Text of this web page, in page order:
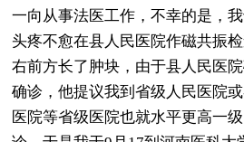
一向从事法医工作，不幸的是，
头疼不愈在县人民医院作磁共振
右前方长了肿块，由于县人民医
确诊，他提议我到省级人民医院
医院等省级医院也就水平更高一